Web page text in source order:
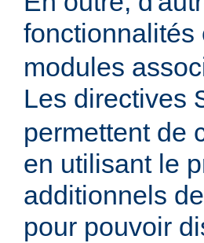
fonctionnalités
modules
Les directives
permettent de
en utilisant le
additionnels
pour pouvoir